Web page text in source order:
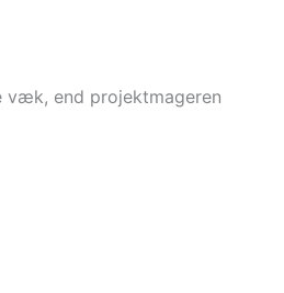
end projektmageren